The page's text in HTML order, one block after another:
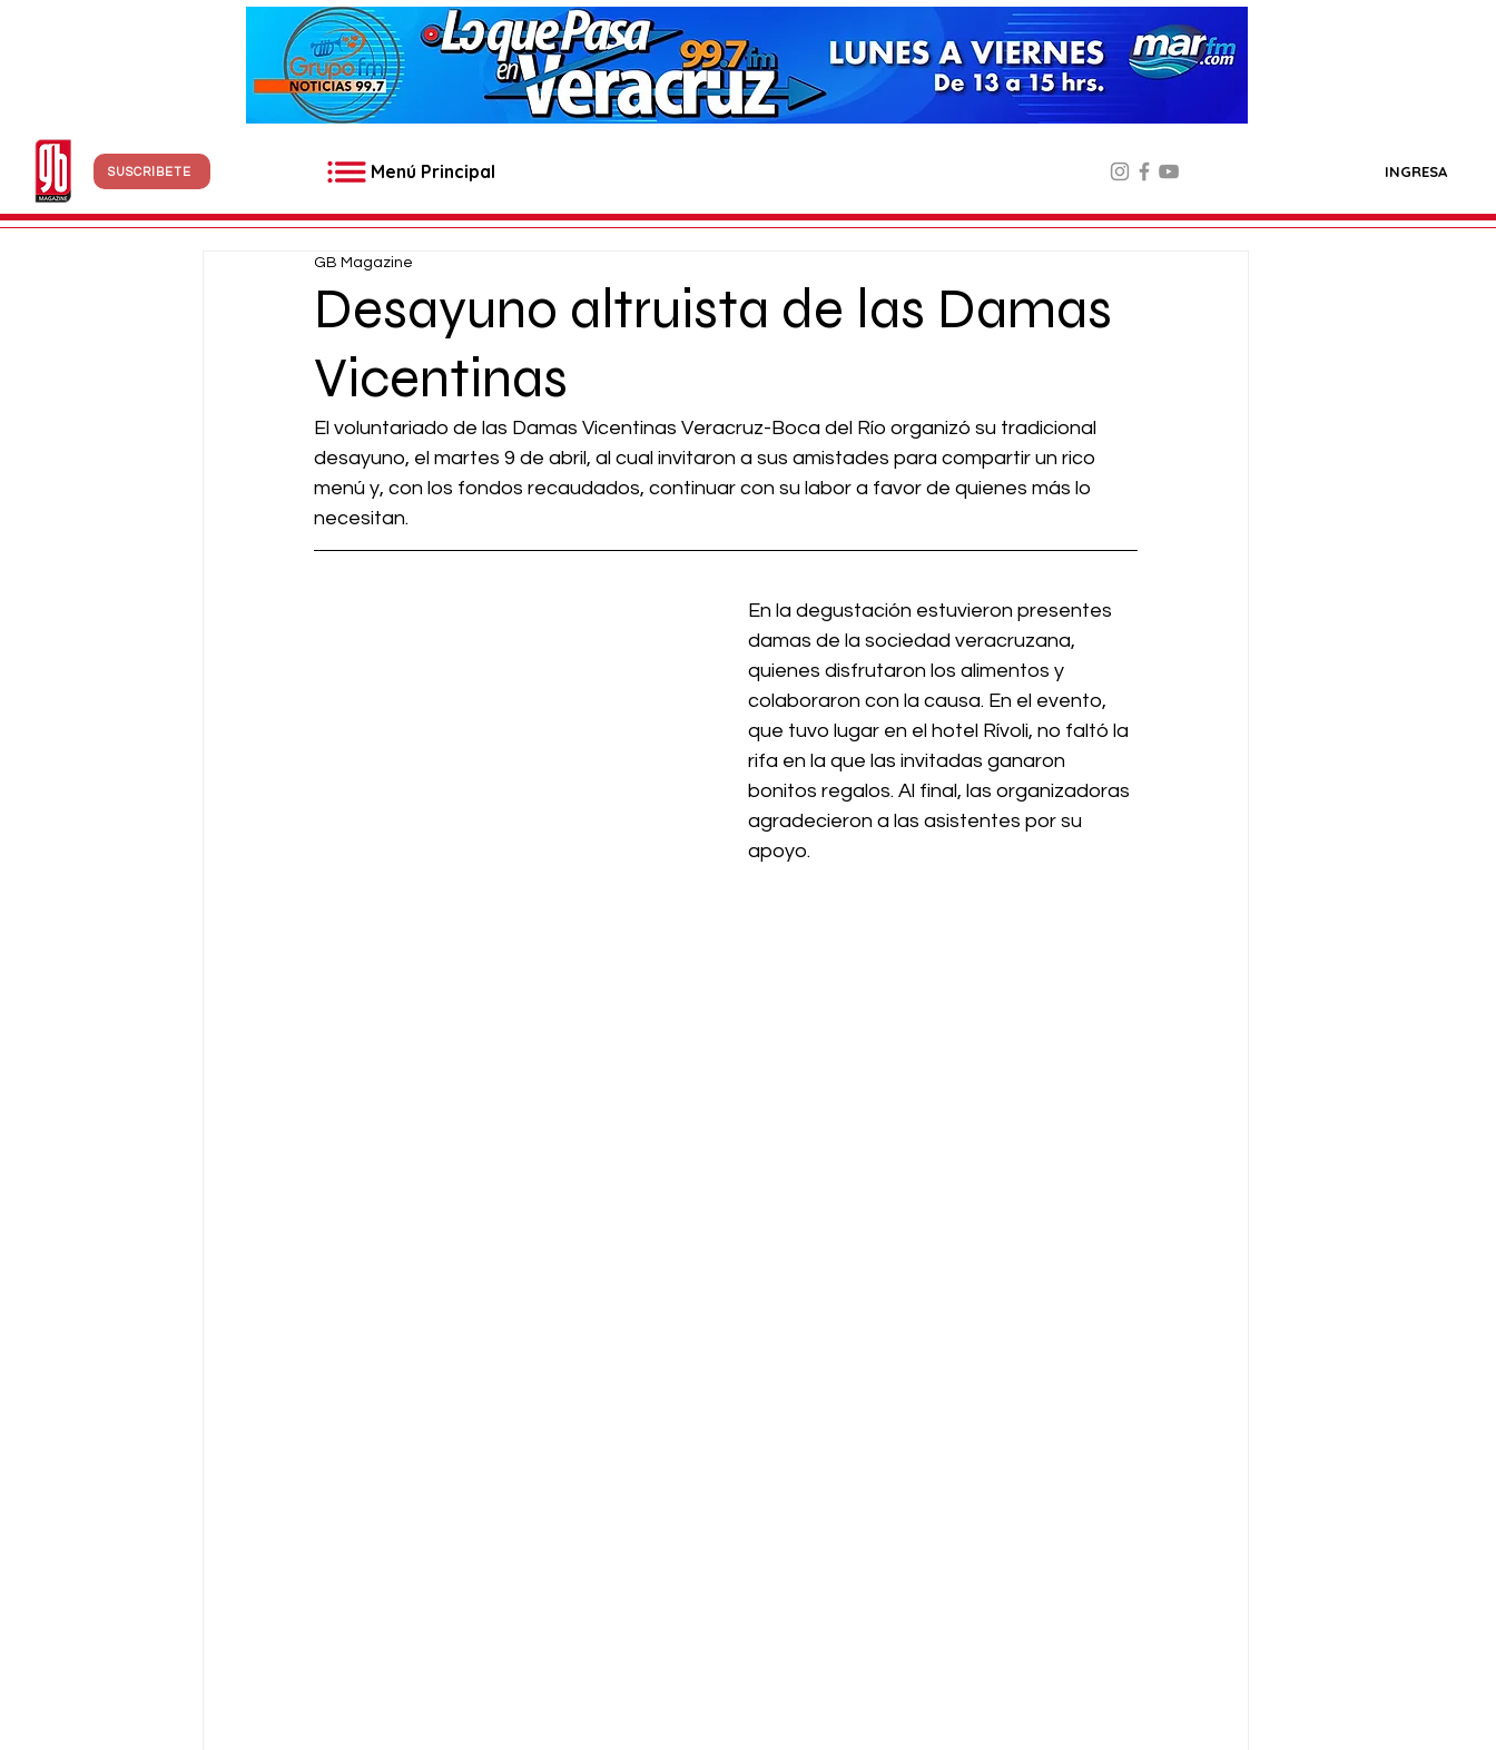
SUSCRÍBETE Menú Principal INGRESA
Desayuno altruista de las Damas
Vicentinas
GB Magazine
El voluntariado de las Damas Vicentinas Veracruz-Boca del Río organizó su tradicional
desayuno, el martes 9 de abril, al cual invitaron a sus amistades para compartir un rico
menú y, con los fondos recaudados, continuar con su labor a favor de quienes más lo
necesitan.
En la degustación estuvieron presentes
damas de la sociedad veracruzana,
quienes disfrutaron los alimentos y
colaboraron con la causa. En el evento,
que tuvo lugar en el hotel Rívoli, no faltó la
rifa en la que las invitadas ganaron
bonitos regalos. Al final, las organizadoras
agradecieron a las asistentes por su
apoyo.